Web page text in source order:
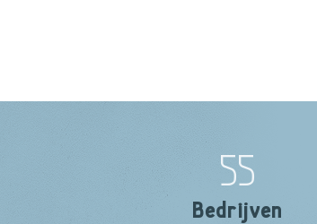
55
Bedrijven